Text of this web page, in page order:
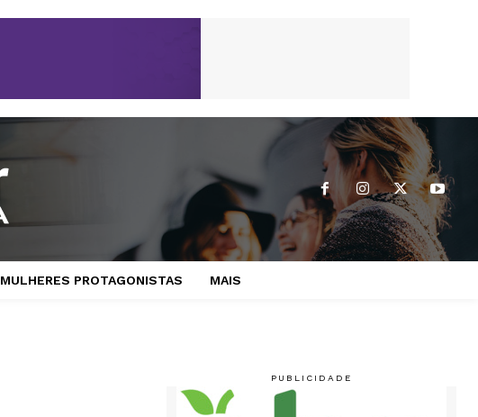
MULHERES PROTAGONISTAS MAIS